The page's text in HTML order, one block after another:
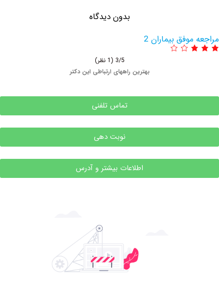
بدون دیدگاه
بیماران 2
بهترین راههای ارتباطی این دکتر
تماس تلفنی
نوبت دهی
اطلاعات بیشتر و آدرس